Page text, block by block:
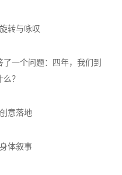
转与咏叹
一个问题：四年，我们到
？
意落地
体叙事